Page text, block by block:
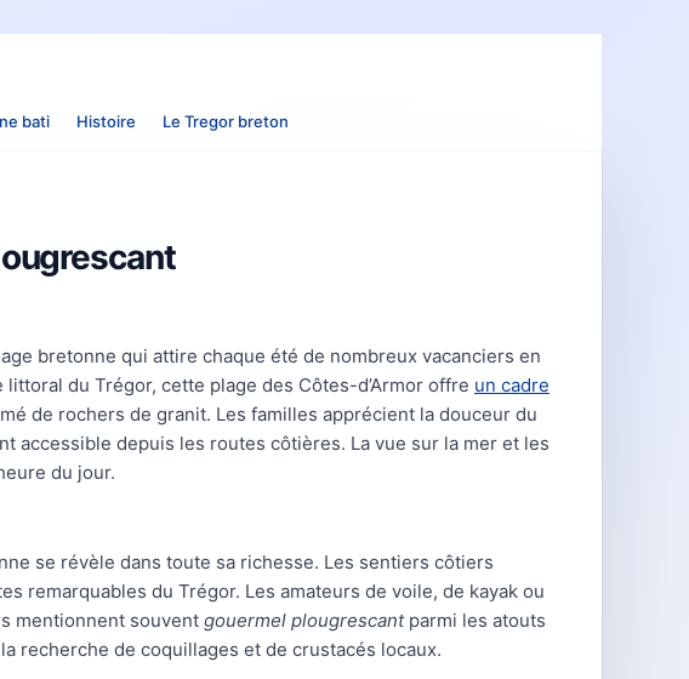
bati Histoire Le Tregor breton
bretonne qui attire chaque été de nombreux vacanciers en
du Trégor, cette plage des Côtes-d’Armor offre un cadre
de rochers de granit. Les familles apprécient la douceur du
accessible depuis les routes côtières. La vue sur la mer et les
du jour.
se révèle dans toute sa richesse. Les sentiers côtiers
remarquables du Trégor. Les amateurs de voile, de kayak ou
mentionnent souvent gouermel plougrescantparmi les atouts
recherche de coquillages et de crustacés locaux.